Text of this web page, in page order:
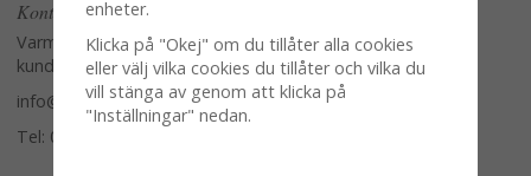
Kontakta oss
Varmt välkommen att kontakta vår
kundtjänst.
info@glasverandan.se
Tel: 079-3495968
enheter.
Klicka på "Okej" om du tillåter alla cookies
eller välj vilka cookies du tillåter och vilka du
vill stänga av genom att klicka på
"Inställningar" nedan.